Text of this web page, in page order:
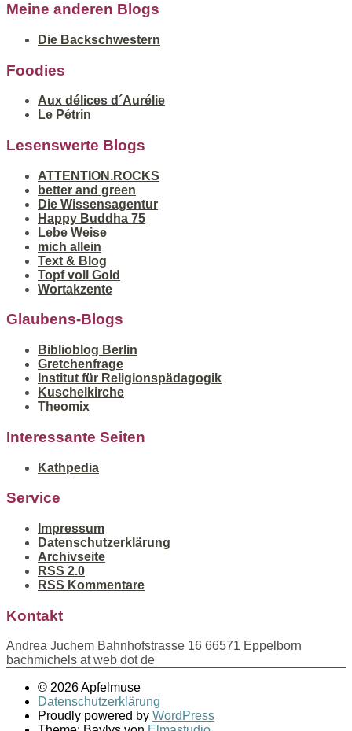
Meine anderen Blogs
Die Backschwestern
Foodies
Aux délices d´Aurélie
Le Pétrin
Lesenswerte Blogs
ATTENTION.ROCKS
better and green
Die Wissensagentur
Happy Buddha 75
Lebe Weise
mich allein
Text & Blog
Topf voll Gold
Wortakzente
Glaubens-Blogs
Biblioblog Berlin
Gretchenfrage
Institut für Religionspädagogik
Kuschelkirche
Theomix
Interessante Seiten
Kathpedia
Service
Impressum
Datenschutzerklärung
Archivseite
RSS 2.0
RSS Kommentare
Kontakt
Andrea Juchem Bahnhofstrasse 16 66571 Eppelborn
bachmichels at web dot de
© 2026 Apfelmuse
Datenschutzerklärung
Proudly powered by WordPress